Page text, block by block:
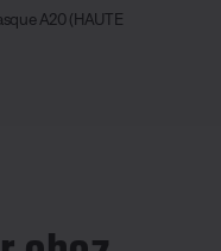
A20 (HAUTE